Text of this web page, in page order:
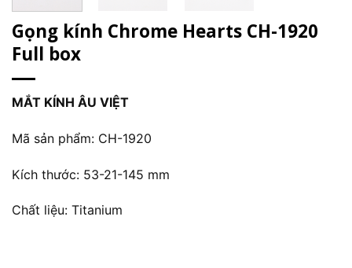
Gọng kính Chrome Hearts CH-1920
Full box
MẮT KÍNH ÂU VIỆT
Mã sản phẩm: CH-1920
Kích thước: 53-21-145 mm
Chất liệu: Titanium